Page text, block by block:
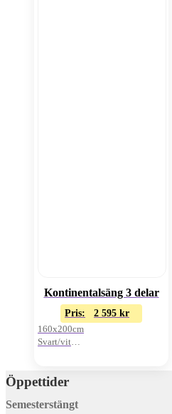
Kontinentalsäng 3 delar
Pris: 2 595 kr
160x200cm
Svart/vit
Öppettider
Semesterstängt